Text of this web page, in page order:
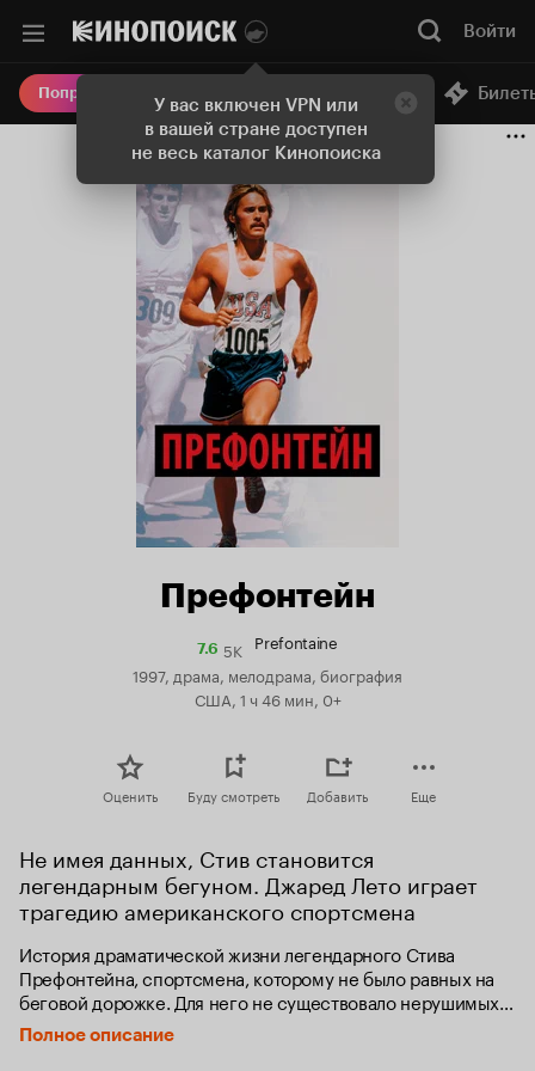
У вас включен VPN или
в вашей стране доступен
не весь каталог Кинопоиска
Войти
Попробовать Плюс Онлайн-кинотеатр
Префонтейн
7.6Рейтинг
7.6
5K Prefontaine
1997, драма, мелодрама, биография
США, 1 ч 46 мин, 0+
Оценить Буду смотреть Добавить Еще
Не имея данных, Стив становится
легендарным бегуном. Джаред Лето играет
трагедию американского спортсмена
История драматической жизни легендарного Стива
Префонтейна, спортсмена, которому не было равных на
беговой дорожке. Для него не существовало нерушимых
границ и недостижимых рекордов. Но солнце
олимпийского золота жестоко к тем, кто подлетает к нему
Полное описание